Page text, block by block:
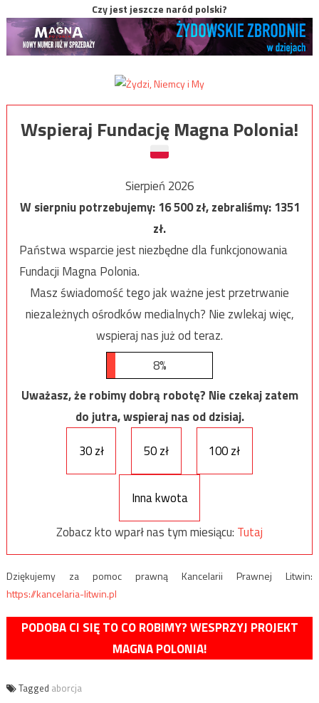
Czy jest jeszcze naród polski?
Wspieraj Fundację Magna Polonia!
Sierpień 2026
W sierpniu potrzebujemy:16 500zł, zebraliśmy:1351
zł.
Państwa wsparcie jest niezbędne dla funkcjonowania
Fundacji Magna Polonia.
Masz świadomość tego jak ważne jest przetrwanie
niezależnych ośrodków medialnych? Nie zwlekaj więc,
wspieraj nas już od teraz.
8%
Uważasz, że robimy dobrą robotę? Nie czekaj zatem
do jutra, wspieraj nas od dzisiaj.
30 zł
50 zł 100 zł
Inna kwota
Zobacz kto wparł nas tym miesiącu: Tutaj
Dziękujemy za pomoc prawną Kancelarii Prawnej Litwin:
https://kancelaria-litwin.pl
PODOBA CI SIĘ TO CO ROBIMY? WESPRZYJ PROJEKT
MAGNA POLONIA!
Tagged aborcja